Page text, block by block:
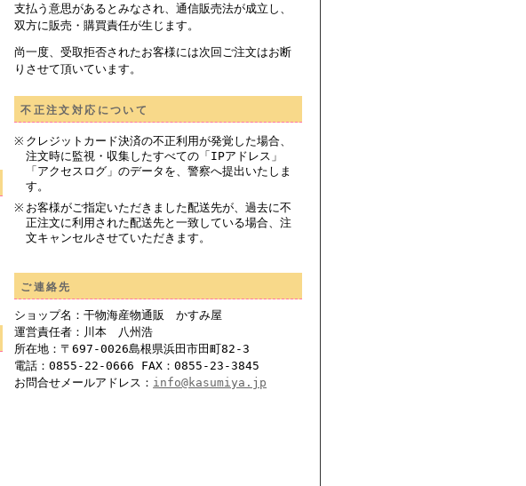
支払う意思があるとみなされ、通信販売法が成立し、
双方に販売・購買責任が生じます。
尚一度、受取拒否されたお客様には次回ご注文はお断
りさせて頂いています。
不正注文対応について
クレジットカード決済の不正利用が発覚した場合、
注文時に監視・収集したすべての「IPアドレス」
「アクセスログ」のデータを、警察へ提出いたしま
す。
お客様がご指定いただきました配送先が、過去に不
正注文に利用された配送先と一致している場合、注
文キャンセルさせていただきます。
ご連絡先
ショップ名：干物海産物通販 かすみ屋
運営責任者：川本 八州浩
所在地：〒697-0026島根県浜田市田町82-3
電話：0855-22-0666 FAX：0855-23-3845
お問合せメールアドレス： info@kasumiya.jp